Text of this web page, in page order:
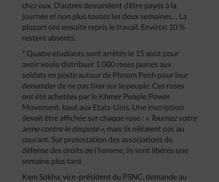
chez eux. D’autres demandent d’être payés à la
journée et non plus toutes les deux semaines… La
plupart ont ensuite repris le travail. Environ 10 %
restent absents.
* Quatre étudiants sont arrêtés le 15 août pour
avoir voulu distribuer 1 000 roses jaunes aux
soldats en poste autour de Phnom Penh pour leur
demander de ne pas tirer sur le peuple. Ces roses
ont été achetées par le Khmer People Power
Movement, basé aux Etats-Unis. Une inscription
devait être affichée sur chaque rose : « Tournez votre
arme contre le despote », mais ils n’étaient pas au
courant. Sur protestation des associations de
défense des droits de l’homme, ils sont libérés une
semaine plus tard.
Kem Sokha, vice-président du PSNC, demande au